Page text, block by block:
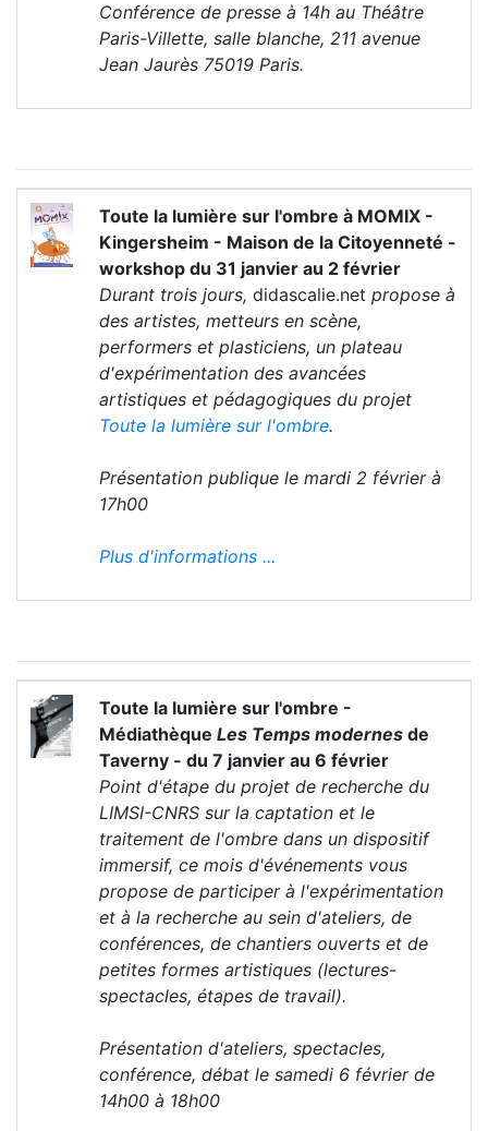
Conférence de presse à 14h au Théâtre
Paris-Villette, salle blanche, 211 avenue
Jean Jaurès 75019 Paris.
Toute la lumière sur l'ombre à MOMIX -
Kingersheim - Maison de la Citoyenneté -
workshop du 31 janvier au 2 février
Durant trois jours, didascalie.net propose à
des artistes, metteurs en scène,
performers et plasticiens, un plateau
d'expérimentation des avancées
artistiques et pédagogiques du projet
Toute la lumière sur l'ombre.
Présentation publique le mardi 2 février à
17h00
Plus d'informations ...
Toute la lumière sur l'ombre -
Médiathèque Les Temps modernes de
Taverny - du 7 janvier au 6 février
Point d'étape du projet de recherche du
LIMSI-CNRS sur la captation et le
traitement de l'ombre dans un dispositif
immersif, ce mois d'événements vous
propose de participer à l'expérimentation
et à la recherche au sein d'ateliers, de
conférences, de chantiers ouverts et de
petites formes artistiques (lectures-
spectacles, étapes de travail).
Présentation d'ateliers, spectacles,
conférence, débat le samedi 6 février de
14h00 à 18h00